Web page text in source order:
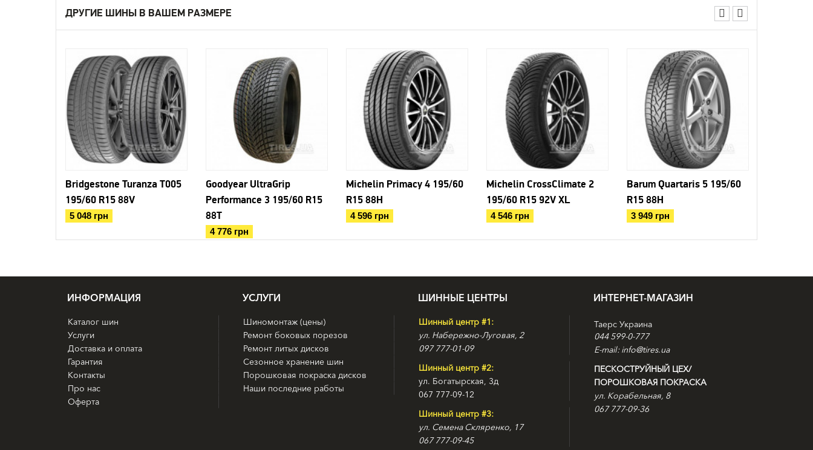
ДРУГИЕ ШИНЫ В ВАШЕМ РАЗМЕРЕ
Bridgestone Turanza T005
195/60 R15 88V
5 048 грн
Goodyear UltraGrip
Performance 3 195/60 R15
88T
4 776 грн
Michelin Primacy 4 195/60
R15 88H
4 596 грн
Michelin CrossClimate 2
195/60 R15 92V XL
4 546 грн
Barum Quartaris 5 195/60
R15 88H
3 949 грн
ИНФОРМАЦИЯ
Каталог шин
Услуги
Доставка и оплата
Гарантия
Контакты
Про нас
Оферта
УСЛУГИ
Шиномонтаж (цены)
Ремонт боковых порезов
Ремонт литых дисков
Сезонное хранение шин
Порошковая покраска дисков
Наши последние работы
ШИННЫЕ ЦЕНТРЫ
Шинный центр #1:
ул. Набережно-Луговая, 2
097 777-01-09
Шинный центр #2:
ул. Богатырская, 3д
067 777-09-12
Шинный центр #3:
ул. Семена Скляренко, 17
067 777-09-45
ИНТЕРНЕТ-МАГАЗИН
Таерс Украина
044 599-0-777
E-mail: info@tires.ua
ПЕСКОСТРУЙНЫЙ ЦЕХ/
ПОРОШКОВАЯ ПОКРАСКА
ул. Корабельная, 8
067 777-09-36